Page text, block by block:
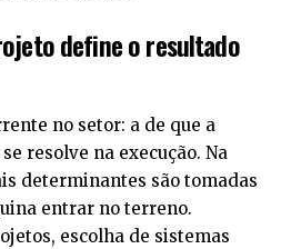
define o resultado
no setor: a de que a
resolve na execução. Na
determinantes são tomadas
entrar no terreno.
escolha de sistemas